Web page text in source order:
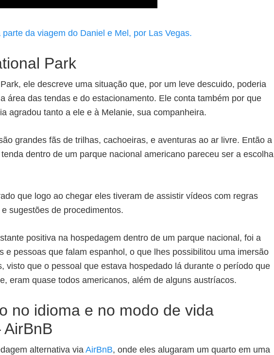
parte da viagem do Daniel e Mel, por Las Vegas.
Park
ele descreve uma situação que, por um leve descuido, poderia
área das tendas e do estacionamento. Ele conta também por que
agradou tanto a ele e à Melanie, sua companheira.
grandes fãs de trilhas, cachoeiras, e aventuras ao ar livre. Então a
dentro de um parque nacional americano pareceu ser a escolha
que logo ao chegar eles tiveram de assistir vídeos com regras
sugestões de procedimentos.
positiva na hospedagem dentro de um parque nacional, foi a
e pessoas que falam espanhol, o que lhes possibilitou uma imersão
visto que o pessoal que estava hospedado lá durante o período que
eram quase todos americanos, além de alguns austríacos.
no idioma e no modo de vida
alternativa via AirBnB, onde eles alugaram um quarto em uma